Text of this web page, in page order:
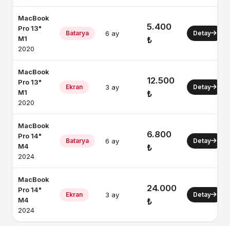
MacBook
Pro 13"
M1
2020
Batarya 6 ay
5.400
₺
Detay
MacBook
Pro 13"
M1
2020
Ekran 3 ay
12.500
₺
Detay
MacBook
Pro 14"
M4
2024
Batarya 6 ay
6.800
₺
Detay
MacBook
Pro 14"
M4
2024
Ekran 3 ay
24.000
₺
Detay